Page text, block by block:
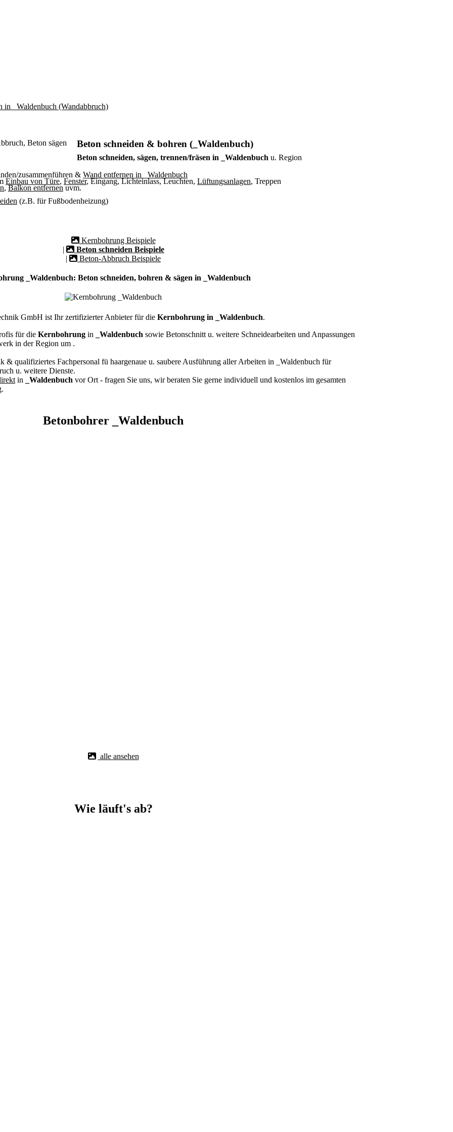
Beton schneiden & bohren (_Waldenbuch)
Beton schneiden, sägen, trennen/fräsen in _Waldenbuch u. Region
zusammenführen & Wand entfernen in _Waldenbuch
Einbau von Türe, Fenster, Eingang, Lichteinlass, Leuchten, Lüftungsanlagen, Treppen
,Balkon entfernenuvm.
(z.B. für Fußbodenheizung)
Kernbohrung Beispiele
|
Beton schneiden Beispiele
|
Beton-Abbruch Beispiele
_Waldenbuch: Beton schneiden, bohren & sägen in _Waldenbuch
GmbH ist Ihr zertifizierter Anbieter für die Kernbohrung in _Waldenbuch.
für die Kernbohrung in _Waldenbuch sowie Betonschnitt u. weitere Schneidearbeiten und Anpassungen
in der Region um .
& qualifiziertes Fachpersonal fü haargenaue u. saubere Ausführung aller Arbeiten in _Waldenbuch für
u. weitere Dienste.
in _Waldenbuch vor Ort - fragen Sie uns, wir beraten Sie gerne individuell und kostenlos im gesamten
Betonbohrer _Waldenbuch
alle ansehen
Wie läuft's ab?